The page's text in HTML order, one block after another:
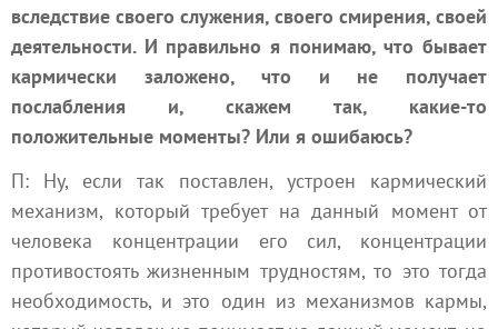
вследствие своего служения, своего смирения, своей
деятельности. И правильно я понимаю, что бывает
кармически заложено, что и не получает
послабления и, скажем так, какие-то
положительные моменты? Или я ошибаюсь?
П: Ну, если так поставлен, устроен кармический
механизм, который требует на данный момент от
человека концентрации его сил, концентрации
противостоять жизненным трудностям, то это тогда
необходимость, и это один из механизмов кармы,